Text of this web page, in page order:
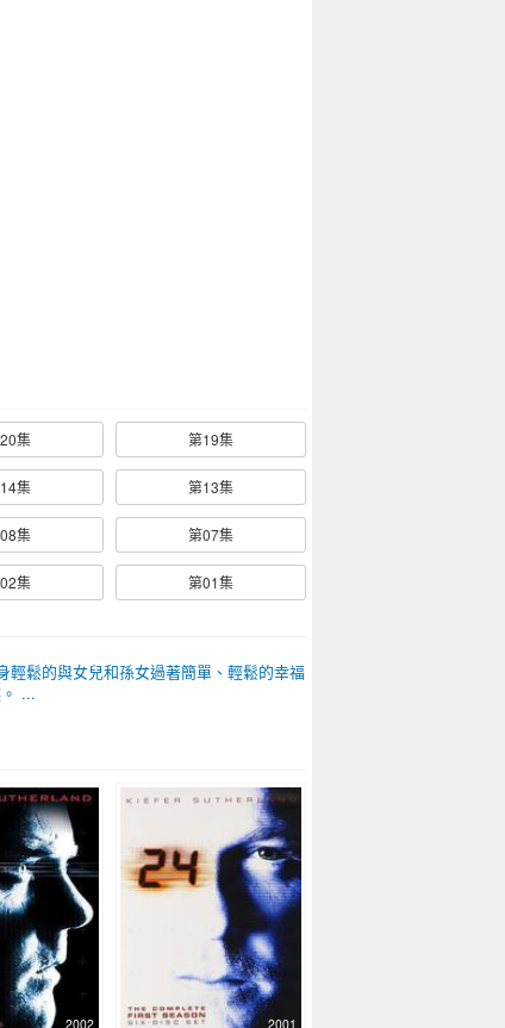
集 第19集
集 第13集
集 第07集
集 第01集
輕鬆的與女兒和孫女過著簡單、輕鬆的幸福
...
2002 2001